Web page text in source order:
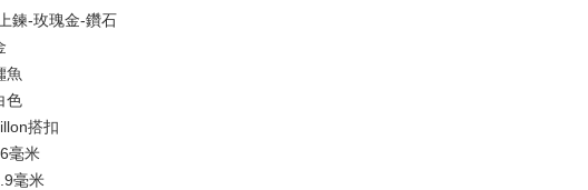
鍊-玫瑰金-鑽石
魚
色
搭扣
毫米
毫米